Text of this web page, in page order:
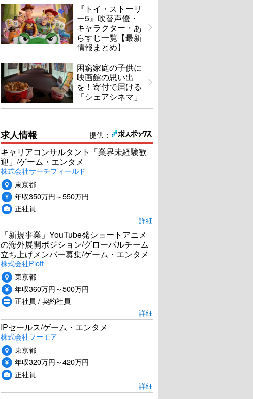
『トイ・ストーリ
ー5』吹替声優・
キャラクター・あ
らすじ一覧【最新
情報まとめ】
困窮家庭の子供に
映画館の思い出
を！寄付で届ける
「シェアシネマ」
提供：
求人情報
キャリアコンサルタント「業界未経験歓
迎」/ゲーム・エンタメ
株式会社サーチフィールド
東京都
年収350万円～550万円
正社員
詳細
「新規事業」YouTube発ショートアニメ
の海外展開ポジション/グローバルチーム
立ち上げメンバー募集/ゲーム・エンタメ
株式会社Plott
東京都
年収360万円～500万円
正社員 / 契約社員
詳細
IPセールス/ゲーム・エンタメ
株式会社フーモア
東京都
年収320万円～420万円
正社員
詳細